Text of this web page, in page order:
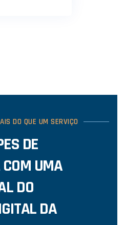
DO QUE UM SERVIÇO
DE
UMA
DO
DA